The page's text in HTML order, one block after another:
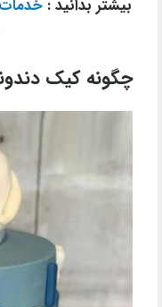
بیشتر بدانید :
چگونه کیک